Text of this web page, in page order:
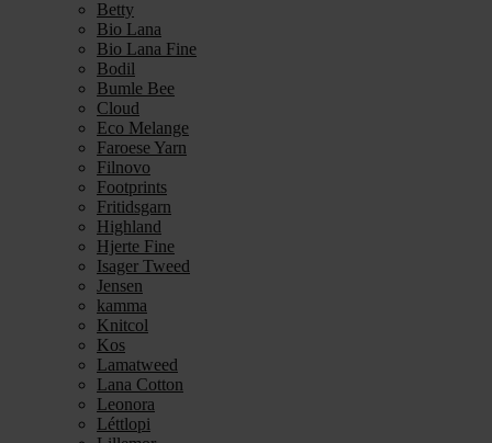
Betty
Bio Lana
Bio Lana Fine
Bodil
Bumle Bee
Cloud
Eco Melange
Faroese Yarn
Filnovo
Footprints
Fritidsgarn
Highland
Hjerte Fine
Isager Tweed
Jensen
kamma
Knitcol
Kos
Lamatweed
Lana Cotton
Leonora
Léttlopi